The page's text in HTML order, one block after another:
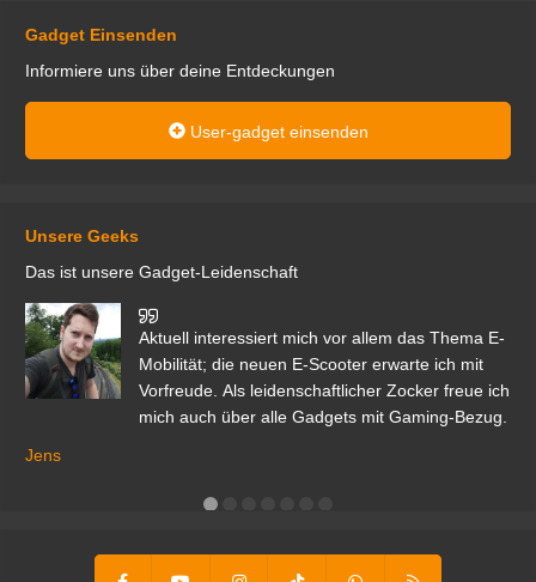
Gadget Einsenden
Informiere uns über deine Entdeckungen
User-gadget einsenden
Unsere Geeks
Das ist unsere Gadget-Leidenschaft
Aktuell interessiert mich vor allem das Thema E-
Mobilität; die neuen E-Scooter erwarte ich mit
Vorfreude. Als leidenschaftlicher Zocker freue ich
mich auch über alle Gadgets mit Gaming-Bezug.
Jens